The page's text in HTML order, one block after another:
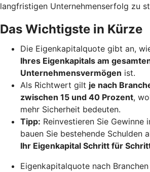
langfristigen Unternehmenserfolg zu
Das Wichtigste in Kürze
Die Eigenkapitalquote gibt an,
Ihres Eigenkapitals am
Unternehmensvermögen ist.
Als Richtwert gilt je nach
zwischen 15 und 40 Prozent,
mehr Sicherheit bedeuten.
Tipp: Reinvestieren Sie Gewinne
bauen Sie bestehende Schulden
Ihr Eigenkapital Schritt für
Eigenkapitalquote nach Branchen